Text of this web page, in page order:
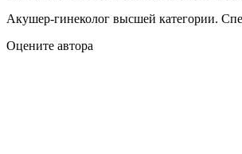
Акушер-гинеколог высшей категории.
Оцените автора